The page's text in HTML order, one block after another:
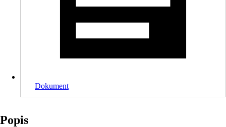
Dokument
Popis